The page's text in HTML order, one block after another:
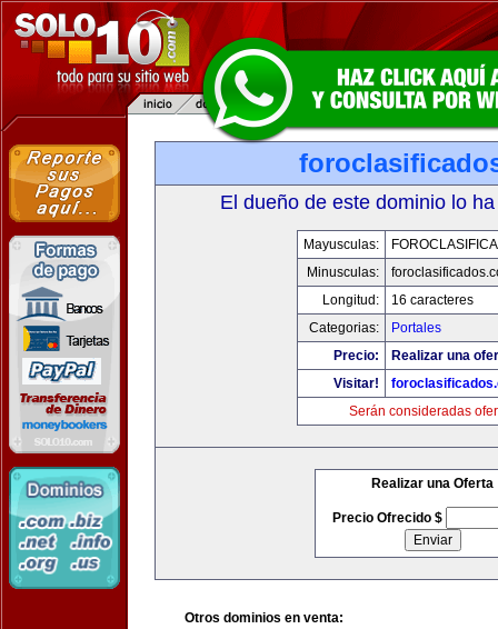
El dueño de este dominio lo
Mayusculas:
Minusculas:
Longitud:
16 caracteres
Categorias:
Portales
Precio:
Realizar una
Visitar!
Serán consideradas
Realizar una Oferta
Precio Ofrecido $
Otros dominios en venta: